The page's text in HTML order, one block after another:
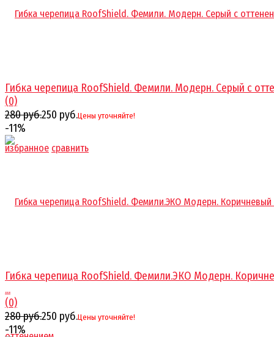
избранное сравнить
Гибка черепица RoofShield. Фемили. Модерн. Серый с
(0)
280 руб.250 руб.Цены уточняйте!
-11%
Гибка черепица RoofShield. Фемили.ЭКО Модерн.
...
(0)
280 руб.250 руб.Цены уточняйте!
-11%